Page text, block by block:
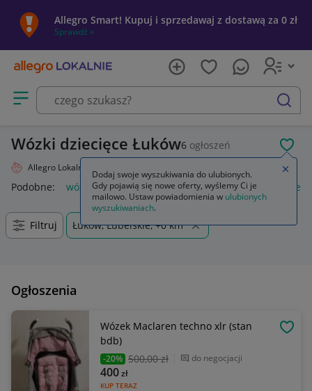
Allegro Smart! Kupuj i sprzedawaj z dostawą za 0 zł
Sprawdź »
Otwórz menu z kategoriami
szukaj
Wózki dziecięce Łuków6 ogłoszeń
Allegro Lokalnie
Podobne: wózki wózki do bramy przesuwnej wózki
Filtruj Łuków, Lubelskie, +0 km
Ogłoszenia
Wózek Maclaren techno xlr (stan
bdb)
-20% 500,00 zł do negocjacji
KUP TERAZ
400zł
Dodaj swoje wyszukiwania do ulubionych.
Gdy pojawią się nowe oferty, wyślemy Ci je
mailowo. Ustaw powiadomienia w ulubionych
wyszukiwaniach.